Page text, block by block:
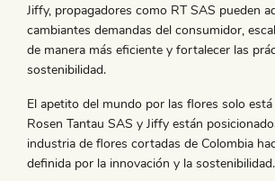
Jiffy, propagadores como RT SAS pueden
cambiantes demandas del consumidor,
de manera más eficiente y fortalecer las
sostenibilidad.
El apetito del mundo por las flores solo
Rosen Tantau SAS y Jiffy están
industria de flores cortadas de Colombia
definida por la innovación y la sostenibilidad.